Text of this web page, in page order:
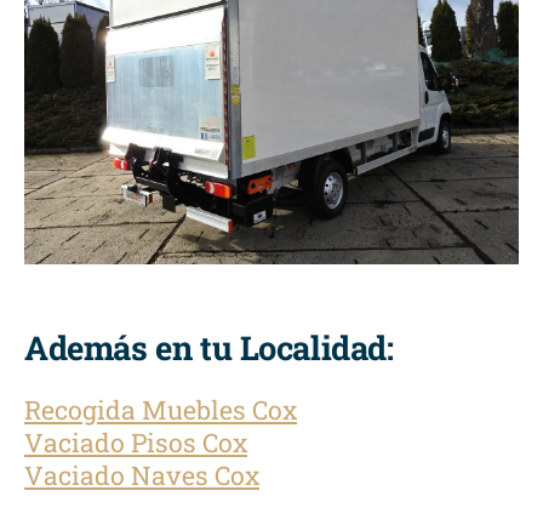
Además en tu Localidad:
Recogida Muebles Cox
Vaciado Pisos Cox
Vaciado Naves Cox